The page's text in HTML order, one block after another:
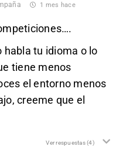
1 mes hace
habla tu idioma o lo
tiene menos
el entorno menos
creeme que el
Ver respuestas(4)